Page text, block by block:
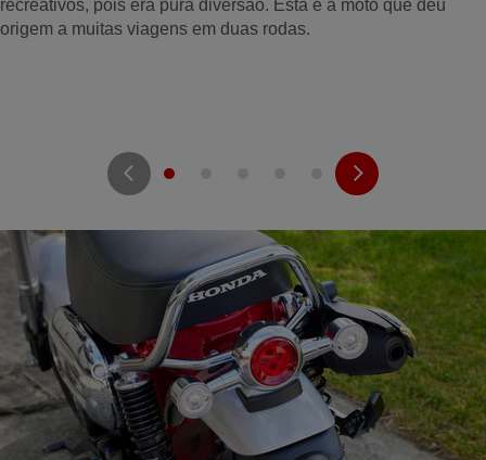
recreativos, pois era pura diversão. Esta é a moto que deu
origem a muitas viagens em duas rodas.